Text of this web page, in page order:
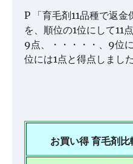
P 「育毛剤11品種で返
を、順位の1位にして11
9点、・・・・・、9位
位には1点と得点しました
お買い得 育毛剤